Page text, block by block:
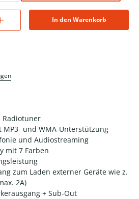
In den Warenkorb
Radiotuner
MP3- und WMA-Unterstützung
und Audiostreaming
mit 7 Farben
zum Laden externer Geräte wie z.
2A)
+ Sub-Out